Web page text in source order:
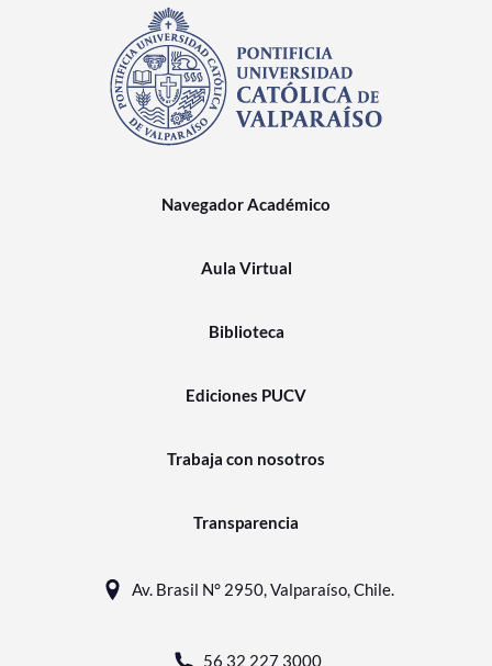
Navegador Académico
Aula Virtual
Biblioteca
Ediciones PUCV
Trabaja con nosotros
Transparencia
Av. Brasil N° 2950, Valparaíso, Chile.
56 32 227 3000